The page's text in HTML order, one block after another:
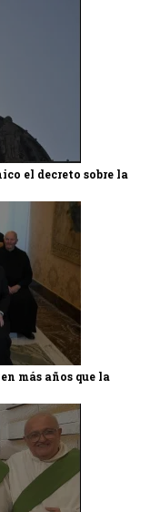
el decreto sobre la
más años que la